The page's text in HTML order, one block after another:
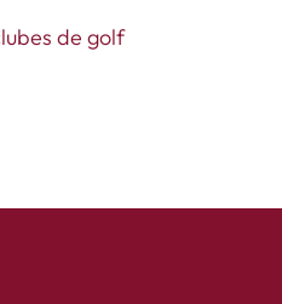
de golf